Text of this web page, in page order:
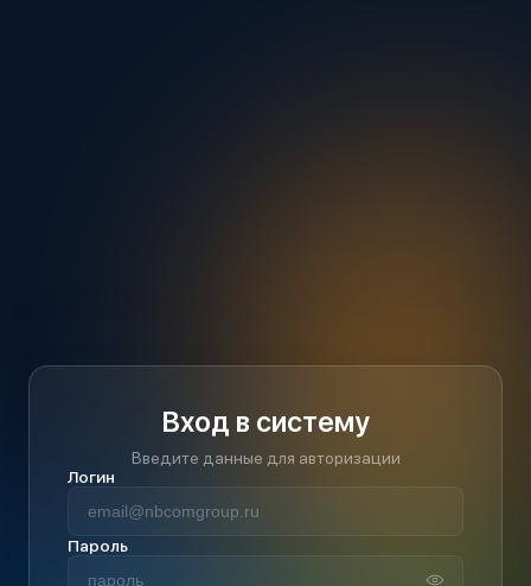
Вход в систему
Введите данные для авторизации
Логин
Пароль